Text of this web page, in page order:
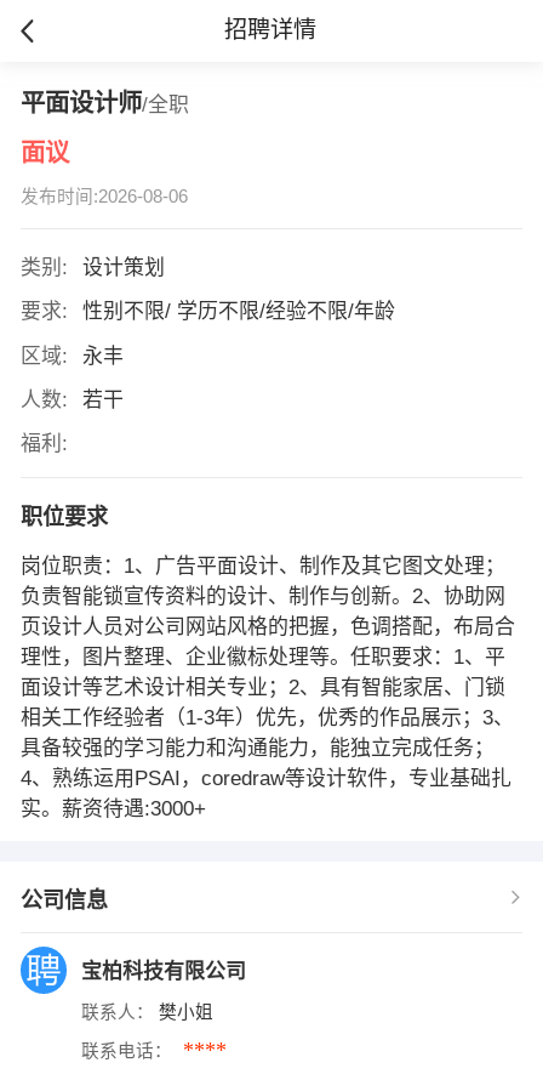
招聘详情
平面设计师/全职
面议
发布时间:2026-08-06
类别:
设计策划
要求:
性别不限/ 学历不限/经验不限/年龄
区域:
永丰
人数:
若干
福利:
职位要求
岗位职责：1、广告平面设计、制作及其它图文处理；
负责智能锁宣传资料的设计、制作与创新。2、协助网
页设计人员对公司网站风格的把握，色调搭配，布局合
理性，图片整理、企业徽标处理等。任职要求：1、平
面设计等艺术设计相关专业；2、具有智能家居、门锁
相关工作经验者（1-3年）优先，优秀的作品展示；3、
具备较强的学习能力和沟通能力，能独立完成任务；
4、熟练运用PSAI，coredraw等设计软件，专业基础扎
实。薪资待遇:3000+
公司信息
宝柏科技有限公司
联系人： 樊小姐
联系电话： ****